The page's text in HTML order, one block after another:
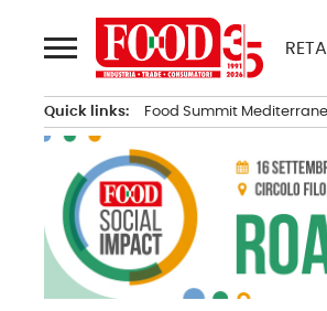
al
contenuto
Quick links: Food Summit